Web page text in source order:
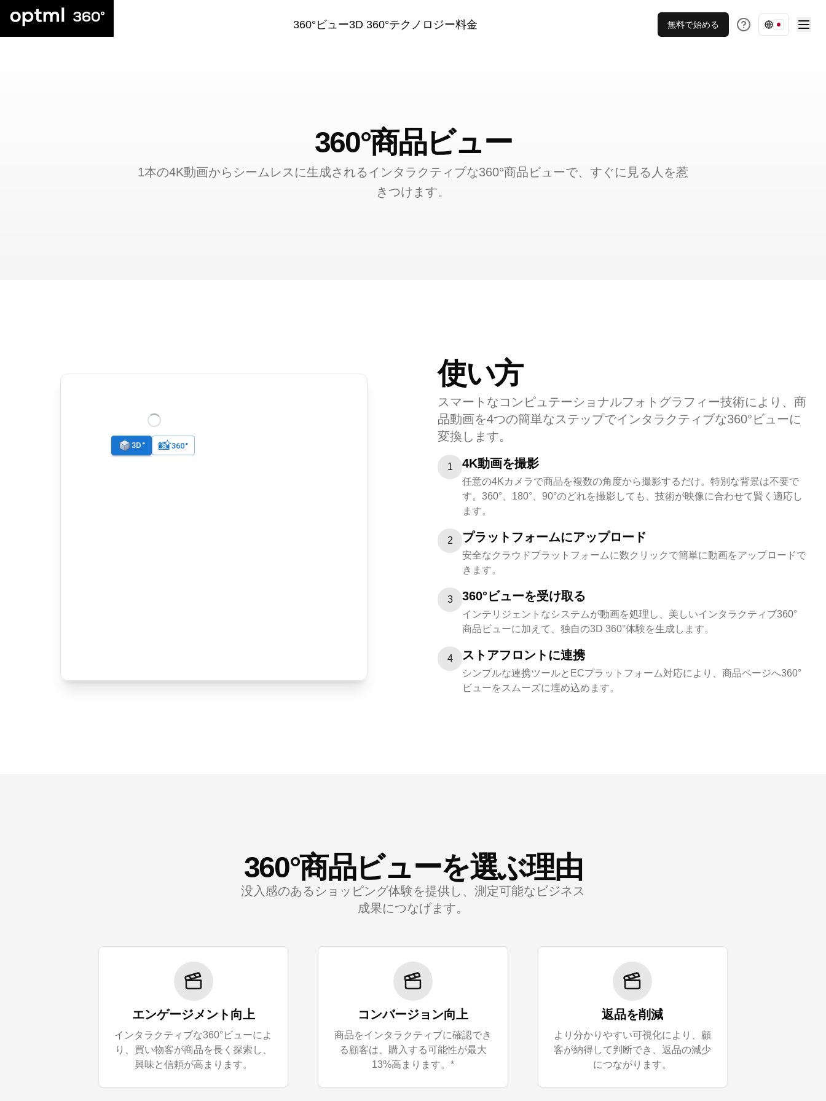
360°ビュー3D 360°テクノロジー料金 無料で始める
360°商品ビュー
1本の4K動画からシームレスに生成されるインタラクティブな360°商品ビューで、すぐに見る人を惹
きつけます。
使い方
スマートなコンピュテーショナルフォトグラフィー技術により、商
品動画を4つの簡単なステップでインタラクティブな360°ビューに
変換します。
1 4K動画を撮影
任意の4Kカメラで商品を複数の角度から撮影するだけ。特別な背景は不要で
す。360°、180°、90°のどれを撮影しても、技術が映像に合わせて賢く適応し
ます。
2 プラットフォームにアップロード
安全なクラウドプラットフォームに数クリックで簡単に動画をアップロードで
きます。
3 360°ビューを受け取る
インテリジェントなシステムが動画を処理し、美しいインタラクティブ360°
商品ビューに加えて、独自の3D 360°体験を生成します。
4 ストアフロントに連携
シンプルな連携ツールとECプラットフォーム対応により、商品ページへ360°
ビューをスムーズに埋め込めます。
360°商品ビューを選ぶ理由
没入感のあるショッピング体験を提供し、測定可能なビジネス
成果につなげます。
エンゲージメント向上
インタラクティブな360°ビューによ
り、買い物客が商品を長く探索し、
興味と信頼が高まります。
コンバージョン向上
商品をインタラクティブに確認でき
る顧客は、購入する可能性が最大
13%高まります。*
返品を削減
より分かりやすい可視化により、顧
客が納得して判断でき、返品の減少
につながります。